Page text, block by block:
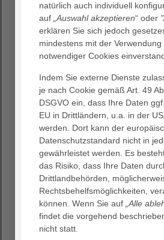
Auf dem Neujahrsempfang am
auf die Höhepunkte und
vergangenen Jahres geblickt und
kommende Jahr 2024 gegeben. Die
feierliche Atmosphäre, begleitet von
Köstlichkeiten und erfrischenden
Bornheims Stadtbezirksvorsteher
vor Ort sein.
Höhepunkt des Abends wird eine
Niederdorfer sein, der seinen
„Villa Rosina“ vorstellt. Das Haus
„Villa Rosina“ als Kulisse. Erich
im Salzkammergut in
seit 2001 in Frankfurt am Main.
ehrenamtlichen Tätigkeit als
Kirchenvorstandsvorsitzender in
als Autor bei einer lokalen Zeitung
Niederdorfer Kurzgeschichten,
natürlich auch individuell
auf „Auswahl akzeptieren“ oder
erklären Sie sich jedoch
mindestens mit der Verwendung
notwendiger Cookies
Indem Sie externe Dienste
je nach Cookie gemäß Art. 49
DSGVO ein, dass Ihre Daten
EU in Drittländern, u.a. in der
werden. Dort kann der
Datenschutzstandard nicht in
gewährleistet werden. Es
das Risiko, dass Ihre Daten
Drittlandbehörden,
Rechtsbehelfsmöglichkeiten,
können. Wenn Sie auf „Alle
findet die vorgehend
nicht statt.